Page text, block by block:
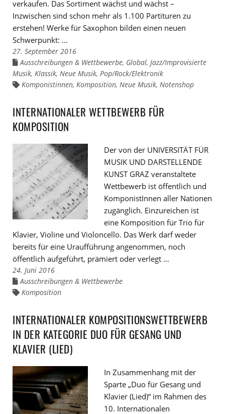
verkaufen. Das Sortiment wächst und wächst –
Inzwischen sind schon mehr als 1.100 Partituren zu
erstehen! Werke für Saxophon bilden einen neuen
Schwerpunkt: …
27. September 2016
Links
den
Kategorien
Ausschreibungen & Wettbewerbe, Global, Jazz/Improvisierte
Musik, Klassik, Neue Musik, Pop/Rock/Elektronik
Links
Komponistinnen, Komposition, Neue Musik, Notenshop
INTERNATIONALER WETTBEWERB FÜR
KOMPOSITION
Der von der UNIVERSITÄT FÜR
MUSIK UND DARSTELLENDE
KUNST GRAZ veranstaltete
Wettbewerb ist öffentlich und
KomponistInnen aller Nationen
zugänglich. Einzureichen ist
eine Komposition für Trio für
Klavier, Violine und Violoncello. Das Werk darf weder
bereits für eine Uraufführung angenommen, noch
öffentlich aufgeführt, prämiert oder verlegt …
24. Juni 2016
Links
den
Ausschreibungen & Wettbewerbe
Links
Komposition
INTERNATIONALER KOMPOSITIONSWETTBEWERB
IN DER KATEGORIE DUO FÜR GESANG UND
KLAVIER (LIED)
In Zusammenhang mit der
Sparte „Duo für Gesang und
Klavier (Lied)“ im Rahmen des
10. Internationalen